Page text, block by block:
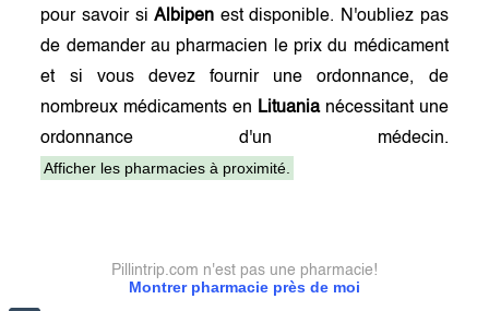
pour savoir siAlbipen est disponible. N'oubliez pas
de demander au pharmacien le prix du médicament
et si vous devez fournir une ordonnance, de
nombreux médicaments en Lituanianécessitant une
ordonnance d'un médecin.
Afficher les pharmacies à proximité.
Montrer pharmacie près de moi
Pillintrip.com n'est pas une pharmacie!